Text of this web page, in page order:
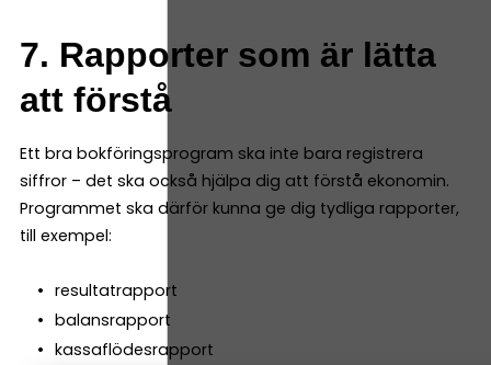
7. Rapporter som är lätta
att förstå
Ett bra bokföringsprogram ska inte bara registrera
siffror – det ska också hjälpa dig att förstå ekonomin.
Programmet ska därför kunna ge dig tydliga rapporter,
till exempel:
resultatrapport
balansrapport
kassaflödesrapport